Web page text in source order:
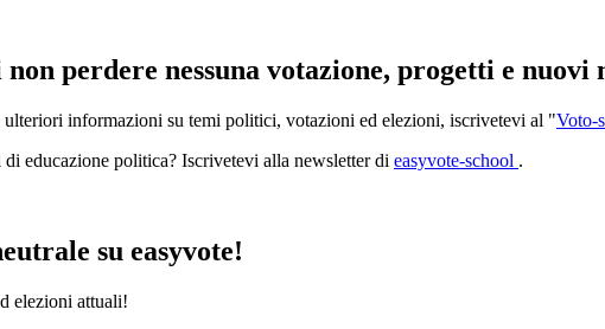
perdere nessuna votazione, progetti e
ulteriori informazioni su temi politici, votazioni ed elezioni, iscrivetevi al "Voto-
educazione politica? Iscrivetevi alla newsletter di easyvote-school .
su easyvote!
elezioni attuali!